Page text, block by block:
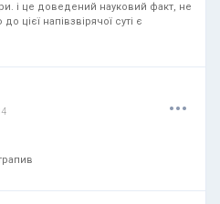
і це доведений науковий факт, не
цієї напівзвірячої суті є
...